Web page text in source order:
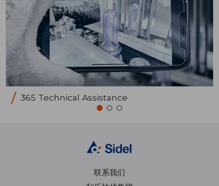
365 Technical Assistance
联系我们